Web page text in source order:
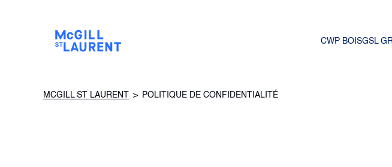
CWP BOISGSL
MCGILL ST LAURENT > POLITIQUE DE CONFIDENTIALITÉ